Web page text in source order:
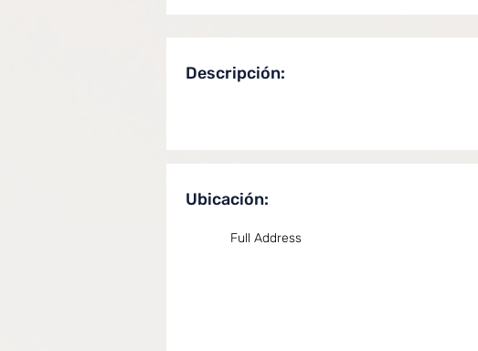
Descripción:
Ubicación:
Full Address